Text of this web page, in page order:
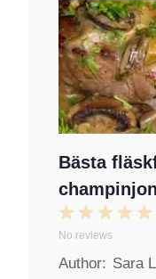
Bästa
5
t
4
t
3
t
2
S
t
1
S
t
No reviews
Author: Sara